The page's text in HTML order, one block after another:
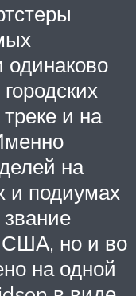
одинаково
и на
на
и подиумах
США, но и во
на одной